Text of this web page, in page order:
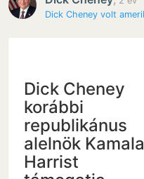
Dick Cheney
korábbi
republikánus
alelnök Kamala
Harrist